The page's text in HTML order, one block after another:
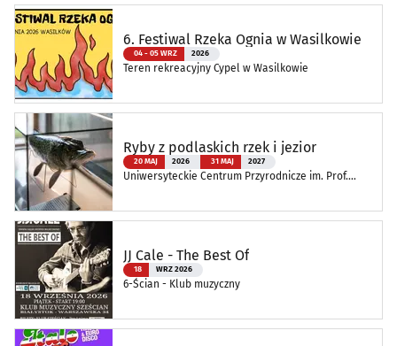
6. Festiwal Rzeka Ognia w Wasilkowie
04 - 05 WRZ 2026
Teren rekreacyjny Cypel w Wasilkowie
Ryby z podlaskich rzek i jezior
20 MAJ 2026 31 MAJ 2027
Uniwersyteckie Centrum Przyrodnicze im. Prof.
JJ Cale - The Best Of
18 WRZ 2026
6-Ścian - Klub muzyczny